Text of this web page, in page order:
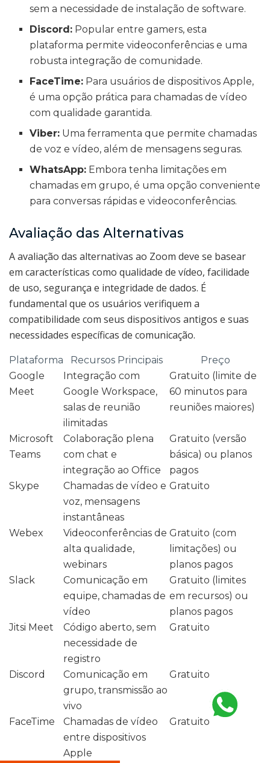
sem a necessidade de instalação de software.
Discord: Popular entre gamers, esta
plataforma permite videoconferências e uma
robusta integração de comunidade.
FaceTime: Para usuários de dispositivos Apple,
é uma opção prática para chamadas de vídeo
com qualidade garantida.
Viber: Uma ferramenta que permite chamadas
de voz e vídeo, além de mensagens seguras.
WhatsApp: Embora tenha limitações em
chamadas em grupo, é uma opção conveniente
para conversas rápidas e videoconferências.
Avaliação das Alternativas
A avaliação das alternativas ao Zoom deve se basear
em características como qualidade de vídeo, facilidade
de uso, segurança e integridade de dados. É
fundamental que os usuários verifiquem a
compatibilidade com seus dispositivos antigos e suas
necessidades específicas de comunicação.
Plataforma Recursos Principais
Preço
Google
Meet
Integração com
Google Workspace,
salas de reunião
ilimitadas
Gratuito (limite de
60 minutos para
reuniões maiores)
Microsoft
Teams
Colaboração plena
com chat e
integração ao Office
Gratuito (versão
básica) ou planos
pagos
Skype
Chamadas de vídeo e
voz, mensagens
instantâneas
Gratuito
Webex
Videoconferências de
alta qualidade,
webinars
Gratuito (com
limitações) ou
planos pagos
Slack
Comunicação em
equipe, chamadas de
vídeo
Gratuito (limites
em recursos) ou
planos pagos
Jitsi Meet
Código aberto, sem
necessidade de
registro
Gratuito
Discord
Comunicação em
grupo, transmissão ao
vivo
Gratuito
FaceTime
Chamadas de vídeo
entre dispositivos
Apple
Gratuito